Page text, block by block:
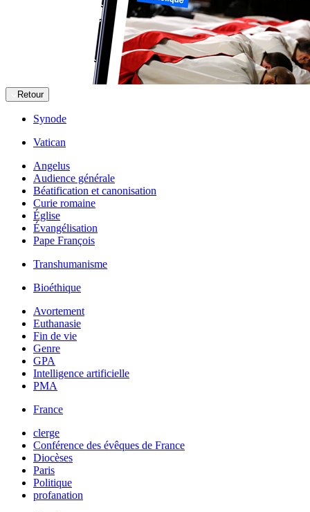
Retour
Synode
Vatican
Angelus
Audience générale
Béatification et canonisation
Curie romaine
Église
Évangélisation
Pape François
Transhumanisme
Bioéthique
Avortement
Euthanasie
Fin de vie
Genre
GPA
Intelligence artificielle
PMA
France
clerge
Conférence des évêques de France
Diocèses
Paris
Politique
profanation